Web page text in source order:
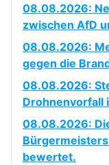
08.08.2026:
zwischen AfD
08.08.2026:
gegen die
08.08.2026:
Drohnenvorfall
08.08.2026:
bewertet.